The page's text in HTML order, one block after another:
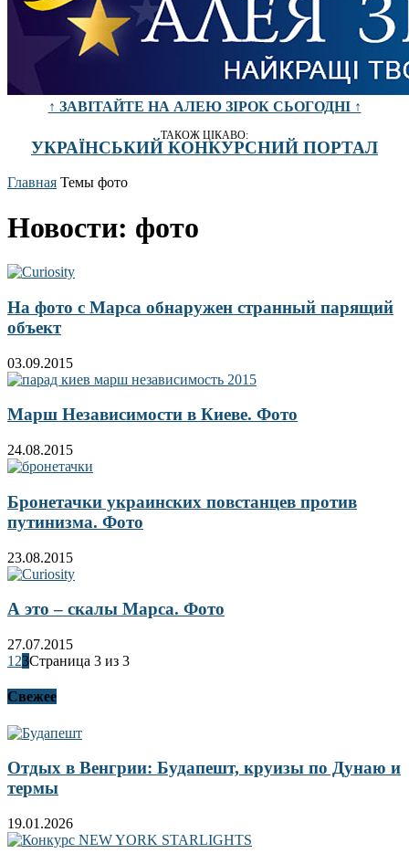
↑ ЗАВІТАЙТЕ НА АЛЕЮ ЗІРОК СЬОГОДНІ ↑
ТАКОЖ ЦІКАВО:
УКРАЇНСЬКИЙ КОНКУРСНИЙ ПОРТАЛ
Главная Темы фото
Новости: фото
На фото с Марса обнаружен странный парящий
объект
03.09.2015
Марш Независимости в Киеве. Фото
24.08.2015
Бронетачки украинских повстанцев против
путинизма. Фото
23.08.2015
А это – скалы Марса. Фото
27.07.2015
1 23Страница 3 из 3
Свежее
Отдых в Венгрии: Будапешт, круизы по Дунаю и
термы
19.01.2026